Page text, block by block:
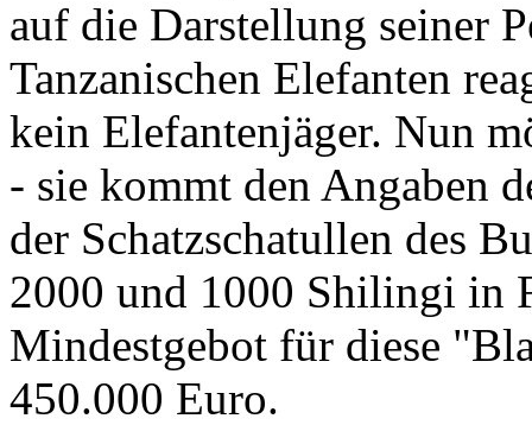
auf die Darstellung seiner
Tanzanischen Elefanten
kein Elefantenjäger. Nun
- sie kommt den Angaben
der Schatzschatullen des
2000 und 1000 Shilingi in
Mindestgebot für diese
450.000 Euro.